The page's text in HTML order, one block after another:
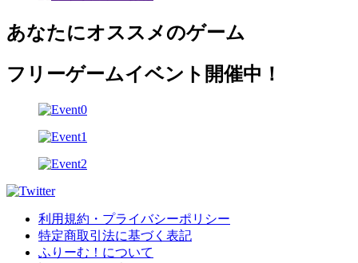
あなたにオススメのゲーム
フリーゲームイベント開催中！
利用規約・プライバシーポリシー
特定商取引法に基づく表記
ふりーむ！について